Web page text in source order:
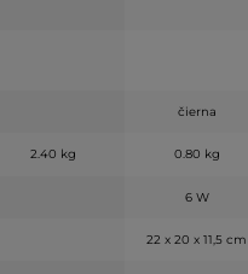
čierna
2.40 kg 0.80 kg
6 W
22 x 20 x 11,5 cm